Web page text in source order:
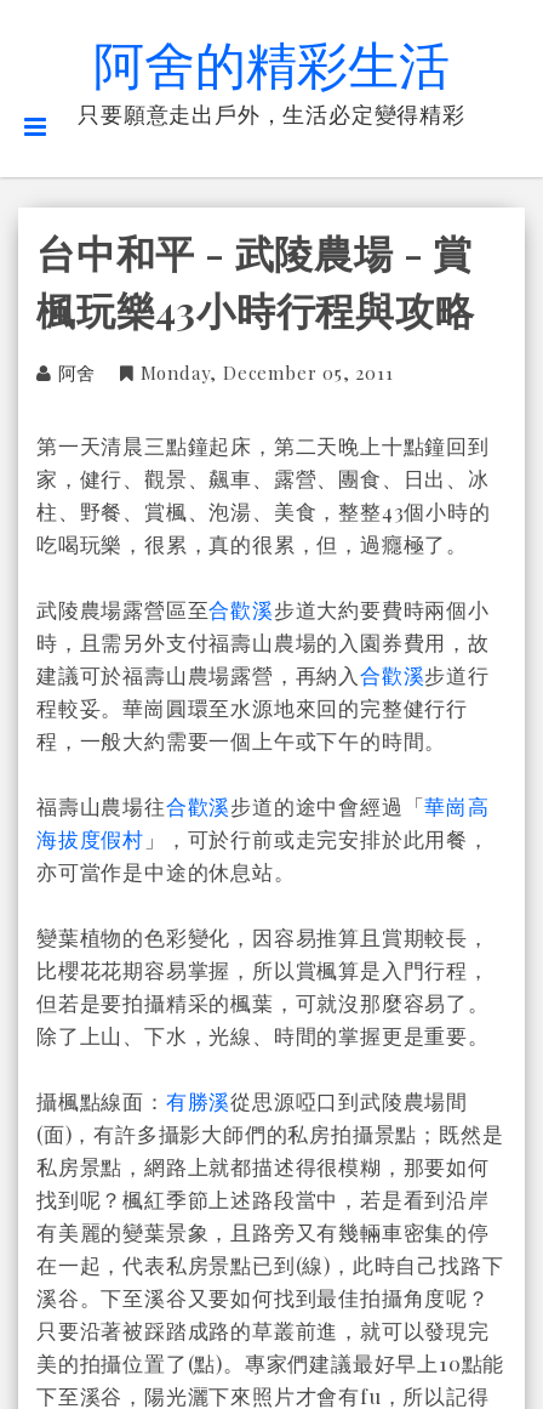
阿舍的精彩生活
只要願意走出戶外，生活必定變得精彩
台中和平 - 武陵農場 - 賞
楓玩樂43小時行程與攻略
阿舍 Monday, December 05, 2011
第一天清晨三點鐘起床，第二天晚上十點鐘回到
家，健行、觀景、飆車、露營、團食、日出、冰
柱、野餐、賞楓、泡湯、美食，整整43個小時的
吃喝玩樂，很累，真的很累，但，過癮極了。
武陵農場露營區至合歡溪步道大約要費時兩個小
時，且需另外支付福壽山農場的入園券費用，故
建議可於福壽山農場露營，再納入合歡溪步道行
程較妥。華崗圓環至水源地來回的完整健行行
程，一般大約需要一個上午或下午的時間。
福壽山農場往合歡溪步道的途中會經過「華崗高
海拔度假村 」，可於行前或走完安排於此用餐，
亦可當作是中途的休息站。
變葉植物的色彩變化，因容易推算且賞期較長，
比櫻花花期容易掌握，所以賞楓算是入門行程，
但若是要拍攝精采的楓葉，可就沒那麼容易了。
除了上山、下水，光線、時間的掌握更是重要。
攝楓點線面： 有勝溪從思源啞口到武陵農場間
(面)，有許多攝影大師們的私房拍攝景點；既然是
私房景點，網路上就都描述得很模糊，那要如何
找到呢？楓紅季節上述路段當中，若是看到沿岸
有美麗的變葉景象，且路旁又有幾輛車密集的停
在一起，代表私房景點已到(線)，此時自己找路下
溪谷。下至溪谷又要如何找到最佳拍攝角度呢？
只要沿著被踩踏成路的草叢前進，就可以發現完
美的拍攝位置了(點)。專家們建議最好早上10點能
下至溪谷，陽光灑下來照片才會有fu，所以記得